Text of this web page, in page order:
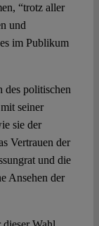
“trotz aller
und
im Publikum
des politischen
seiner
sie der
Vertrauen der
und die
Ansehen der